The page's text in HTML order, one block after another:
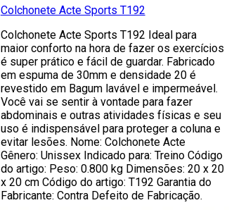
Colchonete Acte Sports T192
Colchonete Acte Sports T192 Ideal para
maior conforto na hora de fazer os exercícios
é super prático e fácil de guardar. Fabricado
em espuma de 30mm e densidade 20 é
revestido em Bagum lavável e impermeável.
Você vai se sentir à vontade para fazer
abdominais e outras atividades físicas e seu
uso é indispensável para proteger a coluna e
evitar lesões. Nome: Colchonete Acte
Gênero: Unissex Indicado para: Treino Código
do artigo: Peso: 0.800 kg Dimensões: 20 x 20
x 20 cm Código do artigo: T192 Garantia do
Fabricante: Contra Defeito de Fabricação.